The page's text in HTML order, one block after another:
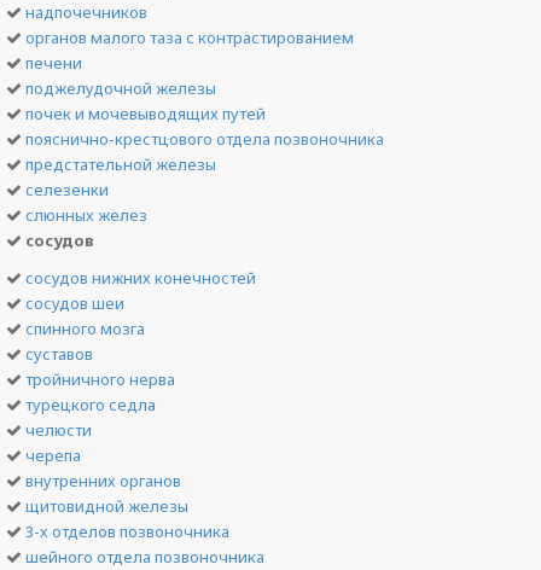
надпочечников
органов малого таза с контрастированием
печени
поджелудочной железы
почек и мочевыводящих путей
пояснично-крестцового отдела позвоночника
предстательной железы
селезенки
слюнных желез
сосудов
сосудов нижних конечностей
сосудов шеи
спинного мозга
суставов
тройничного нерва
турецкого седла
челюсти
черепа
внутренних органов
щитовидной железы
3-х отделов позвоночника
шейного отдела позвоночника